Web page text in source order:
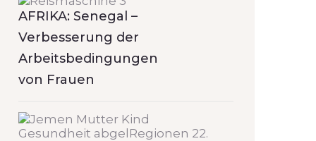
AFRIKA: Senegal –
Verbesserung der
Arbeitsbedingungen
von Frauen